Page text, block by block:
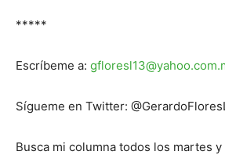
*****
Escríbeme a:
Sígueme en Twitter:
Busca mi columna todos los martes